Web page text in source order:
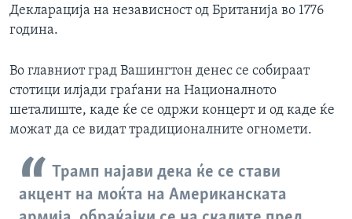
Декларација на независност од Британија во 1776
година.
Во главниот град Вашингтон денес се собираат
стотици илјади граѓани на Националното
шеталиште, каде ќе се одржи концерт и од каде ќе
можат да се видат традиционалните огномети.
Трамп најави дека ќе се стави
акцент на моќта на Американската